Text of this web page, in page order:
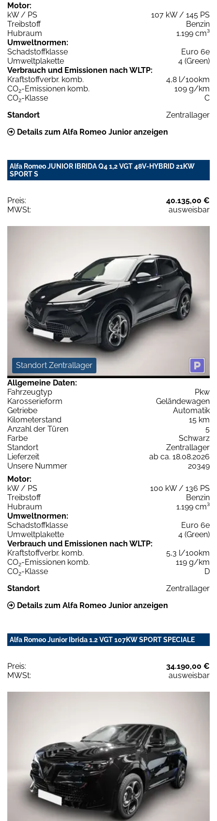
Motor:
kW / PS
107 kW / 145 PS
Treibstoff
Benzin
Hubraum
1.199 cm³
Umweltnormen:
Schadstoffklasse
Euro 6e
Umweltplakette
4 (Green)
Verbrauch und Emissionen nach WLTP:
Kraftstoffverbr. komb.
4,8 l/100km
CO2-Emissionen komb.
109 g/km
CO2-Klasse
C
Standort
Zentrallager
Details zum Alfa Romeo Junior anzeigen
Alfa Romeo JUNIOR IBRIDA Q4 1,2 VGT 48V-HYBRID 21KW
SPORT S
Preis:
40.135,00 €
MWSt:
ausweisbar
Standort Zentrallager
Allgemeine Daten:
Fahrzeugtyp
Pkw
Karosserieform
Geländewagen
Getriebe
Automatik
Kilometerstand
15 km
Anzahl der Türen
5
Farbe
Schwarz
Standort
Zentrallager
Lieferzeit
ab ca. 18.08.2026
Unsere Nummer
20349
Motor:
kW / PS
100 kW / 136 PS
Treibstoff
Benzin
Hubraum
1.199 cm³
Umweltnormen:
Schadstoffklasse
Euro 6e
Umweltplakette
4 (Green)
Verbrauch und Emissionen nach WLTP:
Kraftstoffverbr. komb.
5,3 l/100km
CO2-Emissionen komb.
119 g/km
CO2-Klasse
D
Standort
Zentrallager
Details zum Alfa Romeo Junior anzeigen
Alfa Romeo Junior Ibrida 1.2 VGT 107KW SPORT SPECIALE
Preis:
34.190,00 €
MWSt:
ausweisbar